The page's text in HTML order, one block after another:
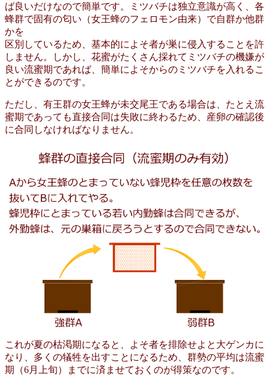
ば良いだけなので簡単です。ミツバチは独立意識が高く、各
蜂群で固有の匂い（女王蜂のフェロモン由来）で自群か他群
かを
区別しているため、基本的によそ者が巣に侵入することを許
しません。しかし、花蜜がたくさん採れてミツバチの機嫌が
良い流蜜期であれば、簡単によそからのミツバチを入れるこ
とができるのです。
ただし、有王群の女王蜂が未交尾王である場合は、たとえ流
蜜期であっても直接合同は失敗に終わるため、産卵の確認後
に合同しなければなりません。
これが夏の枯渇期になると、よそ者を排除せよと大ゲンカに
なり、多くの犠牲を出すことになるため、群勢の平均は流蜜
期（6月上旬）までに済ませておくのが得策なのです。